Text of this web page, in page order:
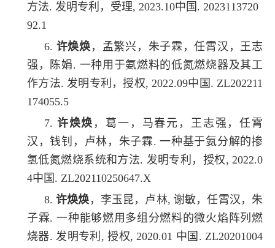
方法. 发明专利，受理, 2023.10中国. 2023113720
92.1
6. 许焕焕 ，孟繁兴，朱子霖，任霄汉，王志
强，陈娟. 一种用于氨燃料的低氮燃烧器及其工
作方法. 发明专利，授权, 2022.09中国. ZL202211
174055.5
7. 许焕焕 ，葛一，马春元，王志强，任霄
汉，钱钊，卢林，朱子霖. 一种基于氨分解的掺
氢低氮燃烧系统和方法. 发明专利，授权, 2022.0
4中国. ZL202110250647.X
8.许焕焕 ，李玉昆，卢林, 谢敏，任霄汉，朱
子霖. 一种能够燃用多组分燃料的微火焰阵列燃
烧器. 发明专利, 授权, 2020.01 中国. ZL20201004